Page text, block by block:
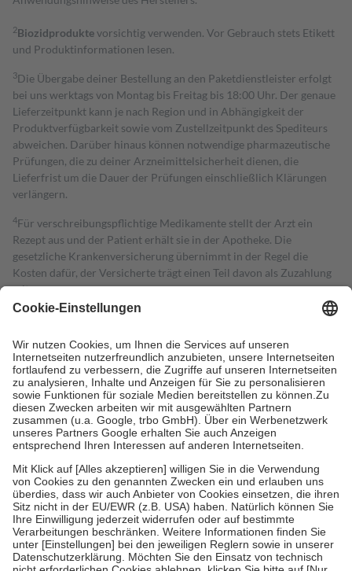
2Biozidproduktevorsichtig verwenden. Vor Gebrauch stets Etikett
und Produktinformationen lesen.
3Die Übergabe deiner Bestellung an den Paketdienstleister erfolgt
bei uns werktags von Montag bis Freitag bis 18:00 Uhr. Der genaue
Lieferzeitpunkt kann je nach Region und in Abhängigkeit der
Produktverfügbarkeit sowie vom Zustellzeitpunkt des Spediteurs
abweichen. Darüber hinaus können notwendige pharmazeutische
Prüfungen, die zu deiner Arzneimittelsicherheit dienen, die
Lieferfrist um die Dauer der Prüfungen einschließlich Klärungen
verlängern.
4Für verschreibungspflichtige Medikamente stellt der Arzt ein
Rezept aus und der Patient erhält sie in der Apotheke. Die
gesetzliche Krankenversicherung übernimmt in der Regel die
Kosten dafür, der Versicherte trägt einen Teil davon als Zuzahlung
mit.
Grundsätzlich leisten Mitglieder Zuzahlungen in Höhe von zehn
höchstens zehn Euro.
Es sind jedoch nie mehr als die tatsächlichen
Kosten der Leistung zu entrichten.
Diese Regeln gelten grundsätzlich auch für Online-Apotheken.
Bei Heilmitteln und häuslicher Krankenpflege beträgt die
Zuzahlung zehn Prozent der Kosten sowie zehn Euro je
Verordnung.
Um das Engagement der Versicherten für ihre eigene Gesundheit zu
stärken und die besondere Stellung der Familie zu unterstützen,
fallenkeine Zuzahlungenan bei:
• Kindern und Jugendlichen bis zum vollendeten 18. Lebensjahr
mit Ausnahme der Fahrkosten
• Untersuchungen zur Vorsorge und Früherkennung, die von der
GKV getragen werden
• empfohlenen Schutzimpfungen